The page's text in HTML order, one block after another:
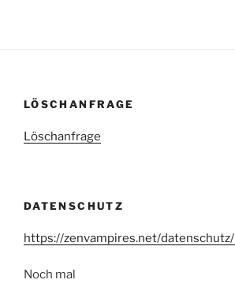
LÖSCHANFRAGE
Löschanfrage
DATENSCHUTZ
https://zenvampires.net/datenschutz/
Noch mal